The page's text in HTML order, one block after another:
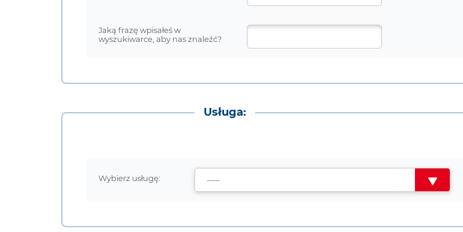
Jaką frazę wpisałeś w
wyszukiwarce, aby nas znaleźć?
Usługa:
Wybierz usługę: